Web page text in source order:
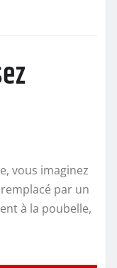
vous imaginez
par un
à la poubelle,